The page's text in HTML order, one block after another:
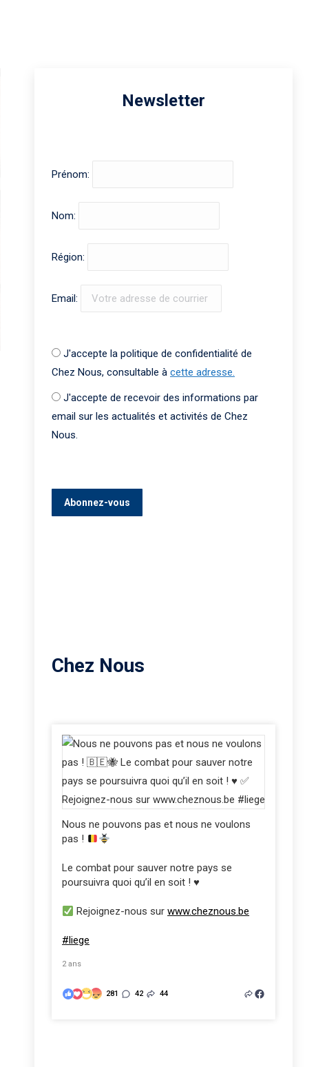
Newsletter
Prénom:
Nom:
Région:
Email:
J'accepte la politique de confidentialité de
Chez Nous, consultable à cette adresse.
J'accepte de recevoir des informations par
email sur les actualités et activités de Chez
Nous.
Chez Nous
Nous ne pouvons pas et nous ne voulons
pas !
Le combat pour sauver notre pays se
poursuivra quoi qu’il en soit ! ♥️
Rejoignez-nous surwww.cheznous.be
#liege
2 ans
281 42 44